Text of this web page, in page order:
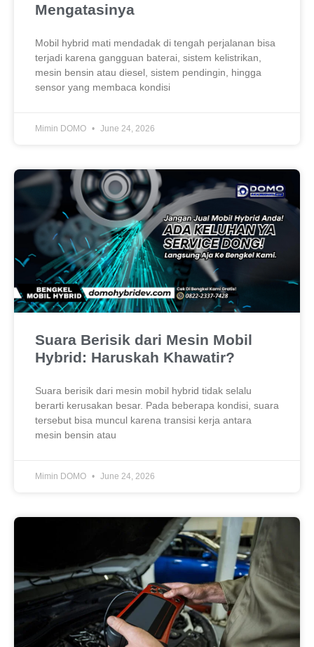
Mengatasinya
Mobil hybrid mati mendadak di tengah perjalanan bisa
terjadi karena gangguan baterai, sistem kelistrikan,
mesin bensin atau diesel, sistem pendingin, hingga
sensor yang membaca kondisi
Mimin DOMO June 24, 2026
Suara Berisik dari Mesin Mobil
Hybrid: Haruskah Khawatir?
Suara berisik dari mesin mobil hybrid tidak selalu
berarti kerusakan besar. Pada beberapa kondisi, suara
tersebut bisa muncul karena transisi kerja antara
mesin bensin atau
Mimin DOMO June 24, 2026